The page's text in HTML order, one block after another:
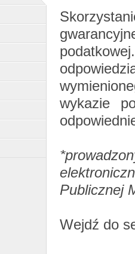
wykazie
Publicznej
Wejdź do